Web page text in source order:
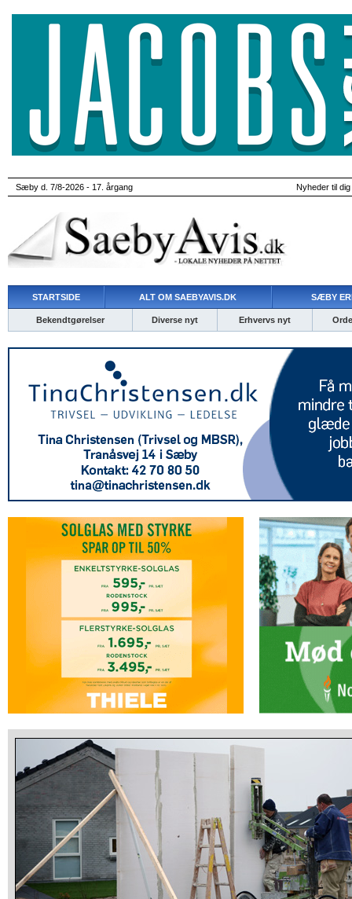
Sæby d. 7/8-2026 - 17. årgang Nyheder til
STARTSIDE ALT OM SAEBYAVIS.DK SÆBY
Bekendtgørelser Diverse nyt Erhvervs nyt